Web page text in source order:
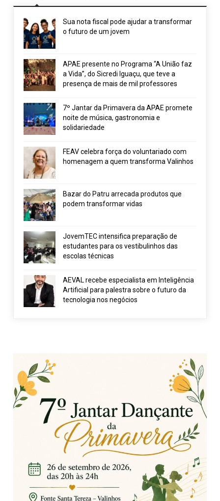
Sua nota fiscal pode ajudar a transformar
o futuro de um jovem
APAE presente no Programa “A União faz
a Vida”, do Sicredi Iguaçu, que teve a
presença de mais de mil professores
7º Jantar da Primavera da APAE promete
noite de música, gastronomia e
solidariedade
FEAV celebra força do voluntariado com
homenagem a quem transforma Valinhos
Bazar do Patru arrecada produtos que
podem transformar vidas
JovemTEC intensifica preparação de
estudantes para os vestibulinhos das
escolas técnicas
AEVAL recebe especialista em Inteligência
Artificial para palestra sobre o futuro da
tecnologia nos negócios